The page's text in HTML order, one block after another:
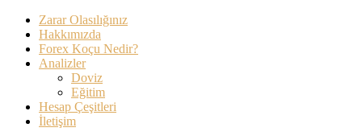
Zarar Olasılığınız
Hakkımızda
Forex Koçu Nedir?
Analizler
Doviz
Eğitim
Hesap Çeşitleri
İletişim